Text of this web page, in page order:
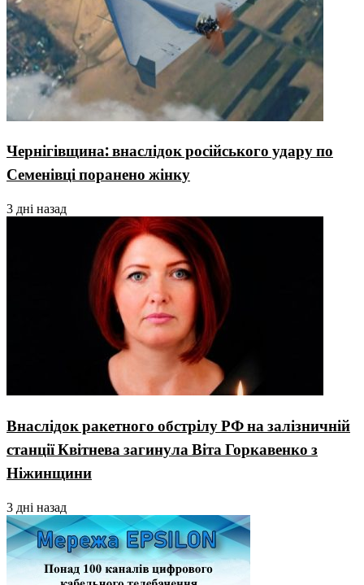
Чернігівщина: внаслідок російського удару по
Семенівці поранено жінку
3 дні назад
Внаслідок ракетного обстрілу РФ на залізничній
станції Квітнева загинула Віта Горкавенко з
Ніжинщини
3 дні назад